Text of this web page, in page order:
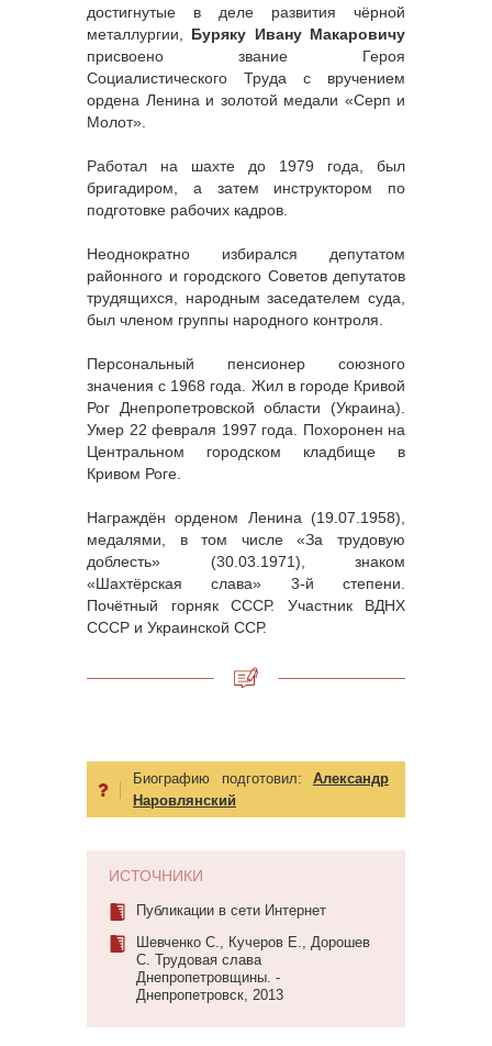
достигнутые в деле развития чёрной
металлургии, Буряку Ивану Макаровичу
присвоено звание Героя
Социалистического Труда с вручением
ордена Ленина и золотой медали «Серп и
Молот».
Работал на шахте до 1979 года, был
бригадиром, а затем инструктором по
подготовке рабочих кадров.
Неоднократно избирался депутатом
районного и городского Советов депутатов
трудящихся, народным заседателем суда,
был членом группы народного контроля.
Персональный пенсионер союзного
значения с 1968 года. Жил в городе Кривой
Рог Днепропетровской области (Украина).
Умер 22 февраля 1997 года. Похоронен на
Центральном городском кладбище в
Кривом Роге.
Награждён орденом Ленина (19.07.1958),
медалями, в том числе «За трудовую
доблесть» (30.03.1971), знаком
«Шахтёрская слава» 3-й степени.
Почётный горняк СССР. Участник ВДНХ
СССР и Украинской ССР.
Биографию подготовил: Александр
Наровлянский
ИСТОЧНИКИ
Публикации в сети Интернет
Шевченко С., Кучеров Е., Дорошев
С. Трудовая слава
Днепропетровщины. -
Днепропетровск, 2013